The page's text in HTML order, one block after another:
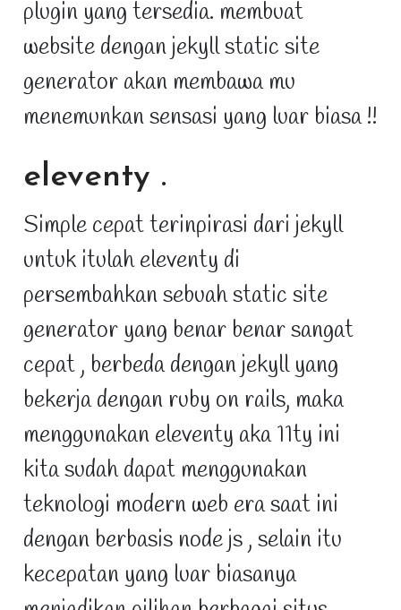
plugin yang tersedia. membuat
website dengan jekyll static site
generator akan membawa mu
menemunkan sensasi yang luar biasa !!
eleventy .
Simple cepat terinpirasi dari jekyll
untuk itulah eleventy di
persembahkan sebuah static site
generator yang benar benar sangat
cepat , berbeda dengan jekyll yang
bekerja dengan ruby on rails, maka
menggunakan eleventy aka 11ty ini
kita sudah dapat menggunakan
teknologi modern web era saat ini
dengan berbasis node js , selain itu
kecepatan yang luar biasanya